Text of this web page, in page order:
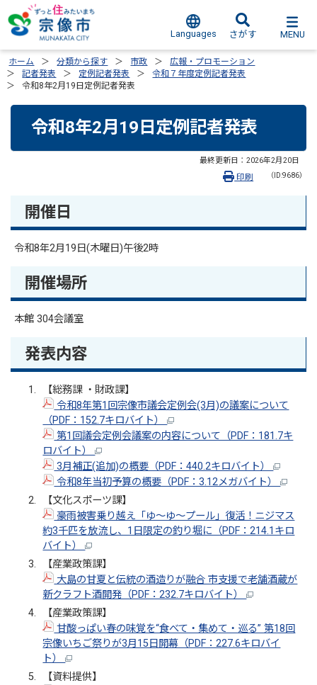
Languages さがす MENU
ホーム 分類から探す 市政
広報・プロモーション
記者発表
定例記者発表
令和７年度定例記者発表
令和8年2月19日定例記者発表
令和8年2月19日定例記者発表
最終更新日： 2026年2月20日
（ID:9686）
印刷
開催日
令和8年2月19日(木曜日)午後2時
開催場所
本館 304会議室
発表内容
【総務課 ・財政課】
令和8年第1回宗像市議会定例会(3月)の議案について
（PDF：152.7キロバイト）
第1回議会定例会議案の内容について（PDF：181.7キ
ロバイト）
3月補正(追加)の概要（PDF：440.2キロバイト）
令和8年当初予算の概要（PDF：3.12メガバイト）
【文化スポーツ課】
豪雨被害乗り越え「ゆ～ゆ～プール」復活！ニジマス
約3千匹を放流し、1日限定の釣り堀に（PDF：214.1キロ
バイト）
【産業政策課】
大島の甘夏と伝統の酒造りが融合 市支援で老舗酒蔵が
新クラフト酒開発（PDF：232.7キロバイト）
【産業政策課】
甘酸っぱい春の味覚を“食べて・集めて・巡る” 第18回
宗像いちご祭りが3月15日開幕（PDF：227.6キロバイ
ト）
【資料提供】